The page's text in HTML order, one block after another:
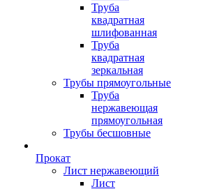
Труба
квадратная
шлифованная
Труба
квадратная
зеркальная
Трубы прямоугольные
Труба
нержавеющая
прямоугольная
Трубы бесшовные
Прокат
Лист нержавеющий
Лист